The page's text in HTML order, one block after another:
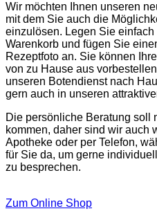
Wir möchten Ihnen unseren
mit dem Sie auch die
einzulösen. Legen Sie
Warenkorb und fügen Sie
Rezeptfoto an. Sie können
von zu Hause aus
unseren Botendienst nach
gern auch in unseren
Die persönliche Beratung soll
kommen, daher sind wir auch
Apotheke oder per Telefon,
für Sie da, um gerne
zu besprechen.
Zum Online Shop